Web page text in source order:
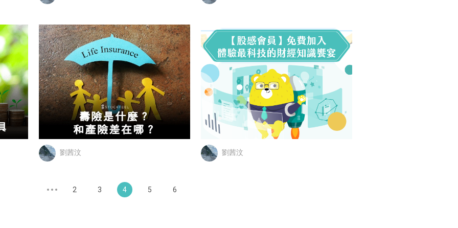
劉茜汶 劉茜汶
2 3 4 5 6